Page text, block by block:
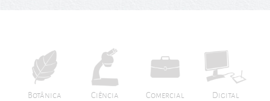
Botânica Ciência Comercial Digital